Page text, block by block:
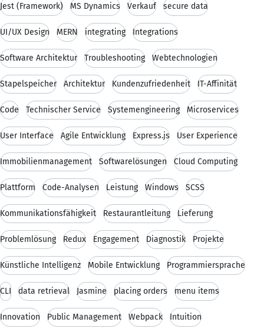
Jest (Framework) MS Dynamics Verkauf secure data
UI/UX Design MERN integrating Integrations
Software Architektur Troubleshooting Webtechnologien
Stapelspeicher Architektur Kundenzufriedenheit IT-Affinität
Code Technischer Service Systemengineering Microservices
User Interface Agile Entwicklung Express.js User Experience
Immobilienmanagement Softwarelösungen Cloud Computing
Plattform Code-Analysen Leistung Windows SCSS
Kommunikationsfähigkeit Restaurantleitung Lieferung
Problemlösung Redux Engagement Diagnostik Projekte
Künstliche Intelligenz Mobile Entwicklung Programmiersprache
CLI data retrieval Jasmine placing orders menu items
Innovation Public Management Webpack Intuition